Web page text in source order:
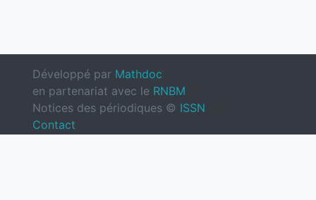
Développé par Mathdoc
en partenariat avec le RNBM
Notices des périodiques © ISSN
Contact